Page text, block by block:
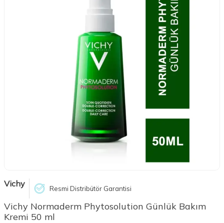
Vichy Resmi Distribütör Garantisi
Vichy Normaderm Phytosolution Günlük Bakım
Kremi 50 ml